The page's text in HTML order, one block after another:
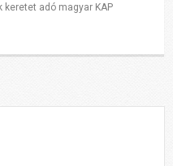
adó magyar KAP